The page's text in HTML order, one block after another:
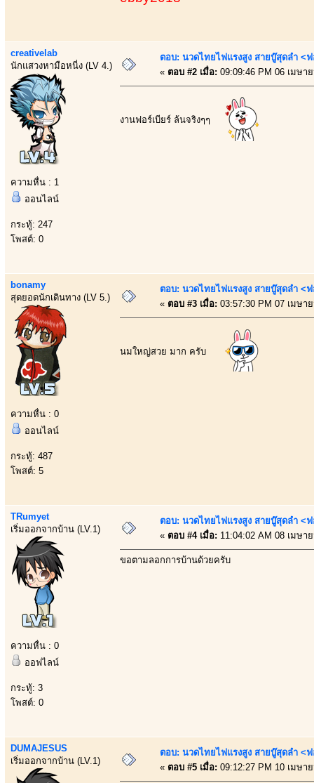
creativelab
นักแสวงหามือหนี่ง (LV 4.)
ความหื่น : 1
ออนไลน์
กระทู้: 247
โพสต์: 0
ตอบ: นวดไทยไฟแรงสูง สายบู๊สุดลำ <ฟ
« ตอบ #2 เมื่อ: 09:09:46 PM 06 เมษา
งานฟอร์เบียร์ ล้นจริงๆๆ
bonamy
สุดยอดนักเดินทาง (LV 5.)
ความหื่น : 0
ออนไลน์
กระทู้: 487
โพสต์: 5
ตอบ: นวดไทยไฟแรงสูง สายบู๊สุดลำ <ฟ
« ตอบ #3 เมื่อ: 03:57:30 PM 07 เมษา
นมใหญ่สวย มาก ครับ
TRumyet
เริ่มออกจากบ้าน (LV.1)
ความหื่น : 0
ออฟไลน์
กระทู้: 3
โพสต์: 0
ตอบ: นวดไทยไฟแรงสูง สายบู๊สุดลำ <ฟ
« ตอบ #4 เมื่อ: 11:04:02 AM 08 เมษา
ขอตามลอกการบ้านด้วยครับ
DUMAJESUS
เริ่มออกจากบ้าน (LV.1)
ตอบ: นวดไทยไฟแรงสูง สายบู๊สุดลำ <ฟ
« ตอบ #5 เมื่อ: 09:12:27 PM 10 เมษา